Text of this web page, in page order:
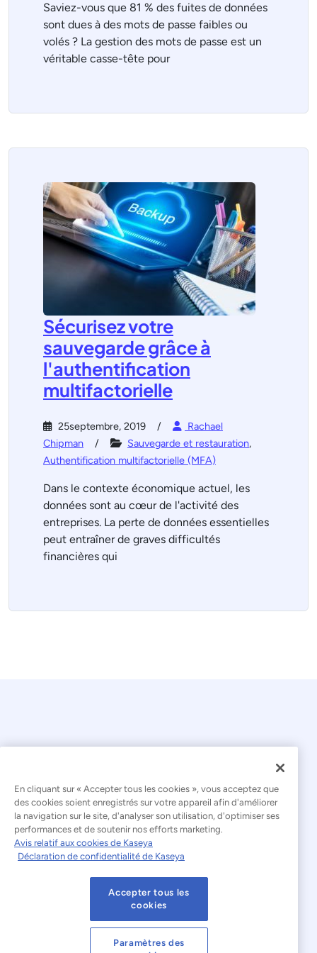
Saviez-vous que 81 % des fuites de données
sont dues à des mots de passe faibles ou
volés ? La gestion des mots de passe est un
véritable casse-tête pour
Sécurisez votre
sauvegarde grâce à
l'authentification
multifactorielle
25septembre, 2019
Rachael
Chipman
Sauvegarde et restauration,
Authentification multifactorielle (MFA)
Dans le contexte économique actuel, les
données sont au cœur de l'activité des
entreprises. La perte de données essentielles
peut entraîner de graves difficultés
financières qui
© 2026 Kaseya. Tous droits réservés.
Français
Déclaration relative à l'esclavage moderne
Mentions légales
Conditions d'utilisation du site web
Déclaration de confidentialité
En cliquant sur « Accepter tous les cookies », vous acceptez que
des cookies soient enregistrés sur votre appareil afin d'améliorer
la navigation sur le site, d'analyser son utilisation, d'optimiser ses
performances et de soutenir nos efforts marketing.
Avis relatif aux cookies de Kaseya
Déclaration de confidentialité de Kaseya
Accepter tous les
cookies
Paramètres des